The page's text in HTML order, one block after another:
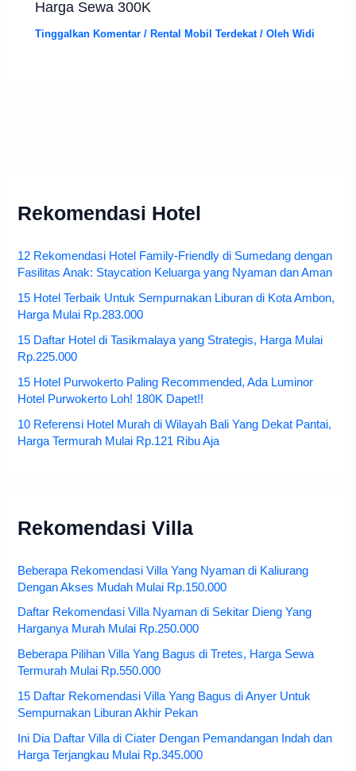
Harga Sewa 300K
Tinggalkan Komentar / Rental Mobil Terdekat/ OlehWidi
Rekomendasi Hotel
12 Rekomendasi Hotel Family-Friendly di Sumedang dengan
Fasilitas Anak: Staycation Keluarga yang Nyaman dan Aman
15 Hotel Terbaik Untuk Sempurnakan Liburan di Kota Ambon,
Harga Mulai Rp.283.000
15 Daftar Hotel di Tasikmalaya yang Strategis, Harga Mulai
Rp.225.000
15 Hotel Purwokerto Paling Recommended, Ada Luminor
Hotel Purwokerto Loh! 180K Dapet!!
10 Referensi Hotel Murah di Wilayah Bali Yang Dekat Pantai,
Harga Termurah Mulai Rp.121 Ribu Aja
Rekomendasi Villa
Beberapa Rekomendasi Villa Yang Nyaman di Kaliurang
Dengan Akses Mudah Mulai Rp.150.000
Daftar Rekomendasi Villa Nyaman di Sekitar Dieng Yang
Harganya Murah Mulai Rp.250.000
Beberapa Pilihan Villa Yang Bagus di Tretes, Harga Sewa
Termurah Mulai Rp.550.000
15 Daftar Rekomendasi Villa Yang Bagus di Anyer Untuk
Sempurnakan Liburan Akhir Pekan
Ini Dia Daftar Villa di Ciater Dengan Pemandangan Indah dan
Harga Terjangkau Mulai Rp.345.000